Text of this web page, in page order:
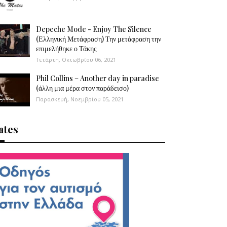
Depeche Mode - Enjoy The Silence
(Ελληνική Μετάφραση) Την μετάφραση την
επιμελήθηκε ο Τάκης
Τετάρτη, Οκτωβρίου 06, 2021
Phil Collins – Another day in paradise
(άλλη μια μέρα στον παράδεισο)
Παρασκευή, Νοεμβρίου 05, 2021